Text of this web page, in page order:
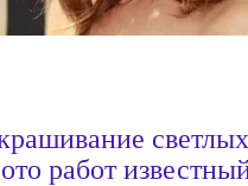
работ